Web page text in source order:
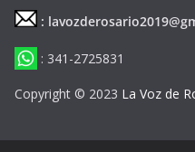
:
: 341-2725831
Copyright © 2023 La Voz de